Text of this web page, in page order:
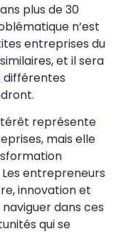
plus de 30
n’est
entreprises du
et il sera
différentes
représente
mais elle
entrepreneurs
innovation et
dans ces
qui se